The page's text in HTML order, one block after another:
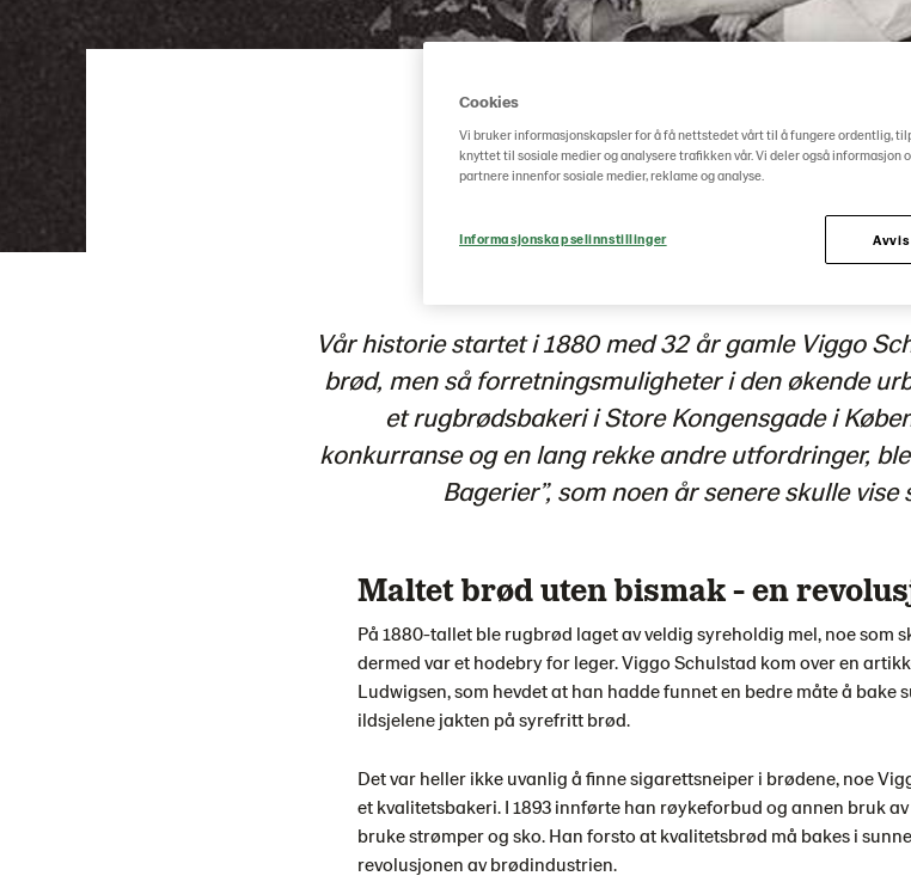
Lantmännen Unibake Om oss Vår
Vår
Vår historie startet i 1880 med 32 år gamle Viggo
brød, men så forretningsmuligheter i den økende
et rugbrødsbakeri i Store Kongensgade i
konkurranse og en lang rekke andre utfordringer,
Bagerier”, som noen år senere skulle
Maltet brød uten bismak - en
På 1880-tallet ble rugbrød laget av veldig syreholdig mel, noe som
dermed var et hodebry for leger. Viggo Schulstad kom over en
Ludwigsen, som hevdet at han hadde funnet en bedre måte å bake
ildsjelene jakten på syrefritt brød.
Det var heller ikke uvanlig å finne sigarettsneiper i brødene, noe
et kvalitetsbakeri. I 1893 innførte han røykeforbud og annen bruk
bruke strømper og sko. Han forsto at kvalitetsbrød må bakes i
revolusjonen av brødindustrien.
Cookies
Vi bruker informasjonskapsler for å få nettstedet vårt til å fungere ordentlig,
knyttet til sosiale medier og analysere trafikken vår. Vi deler også informasjon
partnere innenfor sosiale medier, reklame og analyse.
Informasjonskapselinnstillinger